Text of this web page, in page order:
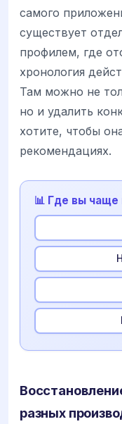
самого
существует
профилем, где
хронология
Там можно не
но и удалить
хотите, чтобы
рекомендациях.
📊 Где вы
разных